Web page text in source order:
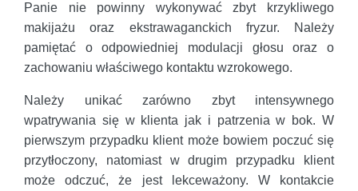
Panie nie powinny wykonywać zbyt krzykliwego
makijażu oraz ekstrawaganckich fryzur. Należy
pamiętać o odpowiedniej modulacji głosu oraz o
zachowaniu właściwego kontaktu wzrokowego.
Należy unikać zarówno zbyt intensywnego
wpatrywania się w klienta jak i patrzenia w bok. W
pierwszym przypadku klient może bowiem poczuć się
przytłoczony, natomiast w drugim przypadku klient
może odczuć, że jest lekceważony. W kontakcie